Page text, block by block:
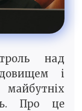
над
і
майбутніх
Про це